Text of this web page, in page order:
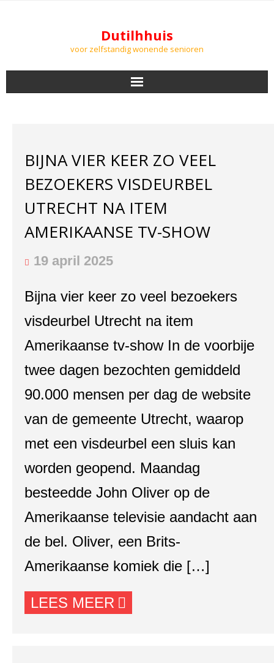
Dutilhhuis
voor zelfstandig wonende senioren
DOWNLOADS
PODCASTS
AGENDA
LUCHTKWALITEIT
BIJNA VIER KEER ZO VEEL
BEZOEKERS VISDEURBEL
UTRECHT NA ITEM
AMERIKAANSE TV-SHOW
19 april 2025
Bijna vier keer zo veel bezoekers
visdeurbel Utrecht na item
Amerikaanse tv-show In de voorbije
twee dagen bezochten gemiddeld
90.000 mensen per dag de website
van de gemeente Utrecht, waarop
met een visdeurbel een sluis kan
worden geopend. Maandag
besteedde John Oliver op de
Amerikaanse televisie aandacht aan
de bel. Oliver, een Brits-
Amerikaanse komiek die […]
LEES MEER